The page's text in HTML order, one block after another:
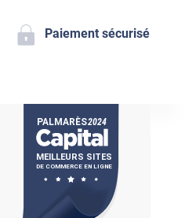
Paiement sécurisé